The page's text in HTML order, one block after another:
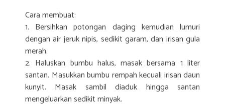
Cara membuat:
1. Bersihkan potongan daging kemudian lumuri
dengan air jeruk nipis, sedikit garam, dan irisan gula
merah.
2. Haluskan bumbu halus, masak bersama 1 liter
santan. Masukkan bumbu rempah kecuali irisan daun
kunyit. Masak sambil diaduk hingga santan
mengeluarkan sedikit minyak.